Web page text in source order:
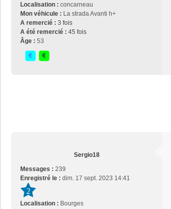
Localisation : concarneau
Mon véhicule : La strada Avanti h+
A remercié : 3 fois
A été remercié : 45 fois
Âge : 53
Sergio18
Messages : 239
Enregistré le : dim. 17 sept. 2023 14:41
2
Localisation : Bourges